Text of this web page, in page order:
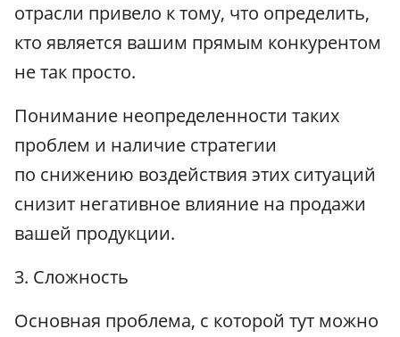
отрасли привело к тому, что определить,
кто является вашим прямым конкурентом
не так просто.
Понимание неопределенности таких
проблем и наличие стратегии
по снижению воздействия этих ситуаций
снизит негативное влияние на продажи
вашей продукции.
3. Сложность
Основная проблема, с которой тут можно